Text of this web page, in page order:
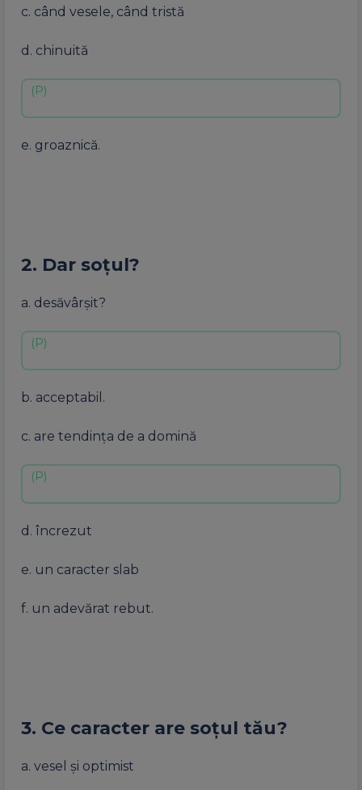
c. când vesele, când tristă
d. chinuită
e. groaznică.
2. Dar soțul?
a. desăvârșit?
b. acceptabil.
c. are tendința de a domină
d. încrezut
e. un caracter slab
f. un adevărat rebut.
3. Ce caracter are soțul tău?
a. vesel și optimist